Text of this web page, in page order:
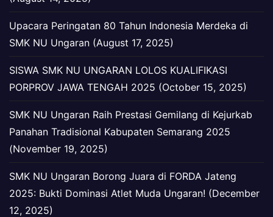
Upacara Peringatan 80 Tahun Indonesia Merdeka di
SMK NU Ungaran (August 17, 2025)
SISWA SMK NU UNGARAN LOLOS KUALIFIKASI
PORPROV JAWA TENGAH 2025 (October 15, 2025)
SMK NU Ungaran Raih Prestasi Gemilang di Kejurkab
Panahan Tradisional Kabupaten Semarang 2025
(November 19, 2025)
SMK NU Ungaran Borong Juara di FORDA Jateng
2025: Bukti Dominasi Atlet Muda Ungaran! (December
12, 2025)